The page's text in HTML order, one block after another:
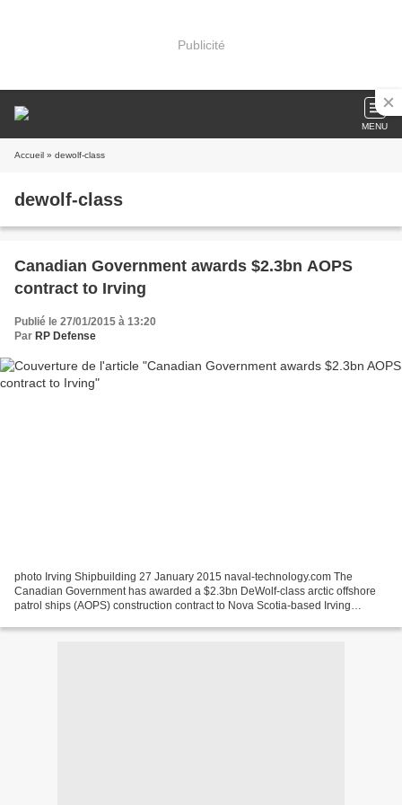
Publicité
MENU
Accueil » dewolf-class
dewolf-class
Canadian Government awards $2.3bn AOPS
contract to Irving
Publié le 27/01/2015 à 13:20
Par RP Defense
photo Irving Shipbuilding 27 January 2015 naval-technology.com The
Canadian Government has awarded a $2.3bn DeWolf-class arctic offshore
patrol ships (AOPS) construction contract to Nova Scotia-based Irving